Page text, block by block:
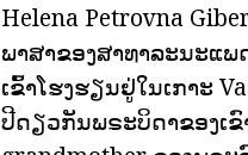
Helena Petrovna
ພາສາຂອງສາທາລະນະແພ
ເຂົ້າໂຮງຮຽນຢູ່ໃນເກາະ
ປີດຽວກັນພຣະບິດາຂອງເ